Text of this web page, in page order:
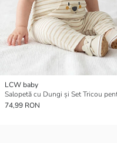
LCW baby
74,99 RON